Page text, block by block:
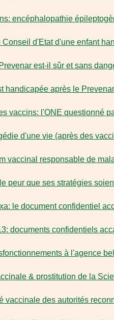
encéphalopathie
Conseil d'Etat d'une enfant
est-il sûr et sans
handicapée après le
vaccins: l'ONE questionné
d'une vie (après des
vaccinal responsable de
peur que ses stratégies
le document confidentiel
documents confidentiels
à l'agence
& prostitution de la
vaccinale des autorités